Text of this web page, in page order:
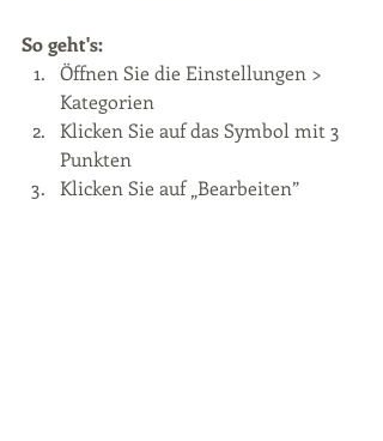
So geht's:
Öffnen Sie die Einstellungen >
Kategorien
Klicken Sie auf das Symbol mit 3
Punkten
Klicken Sie auf „Bearbeiten”